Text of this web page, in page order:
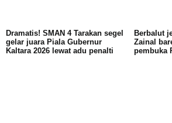
Dramatis! SMAN 4 Tarakan segel
gelar juara Piala Gubernur
Kaltara 2026 lewat adu penalti
Berbalut
Zainal
pembuka